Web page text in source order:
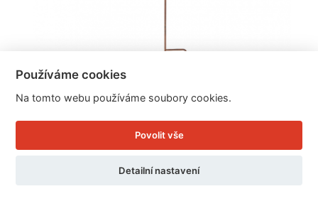
Zápich do zahrady pítko pro ptáčky 76,5cm
Cena: 314 Kč
Používáme cookies
Na tomto webu používáme soubory cookies.
Povolit vše
Detailní nastavení